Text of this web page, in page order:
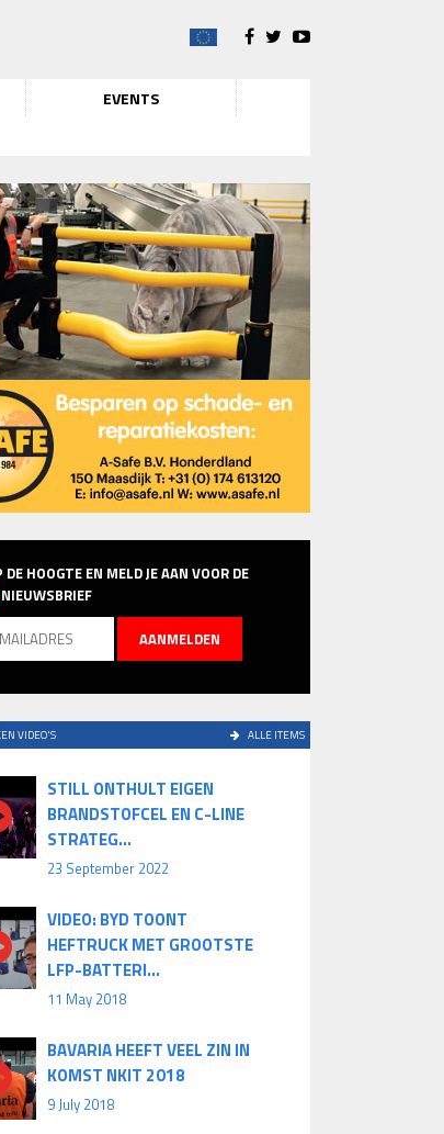
EVENTS
DE HOOGTE EN MELD JE AAN VOOR DE
NIEUWSBRIEF
VIDEO'S ALLE ITEMS
STILL ONTHULT EIGEN
BRANDSTOFCEL EN C-LINE
STRATEG...
23 September 2022
VIDEO: BYD TOONT
HEFTRUCK MET GROOTSTE
LFP-BATTERI...
11 May 2018
BAVARIA HEEFT VEEL ZIN IN
KOMST NKIT 2018
9 July 2018